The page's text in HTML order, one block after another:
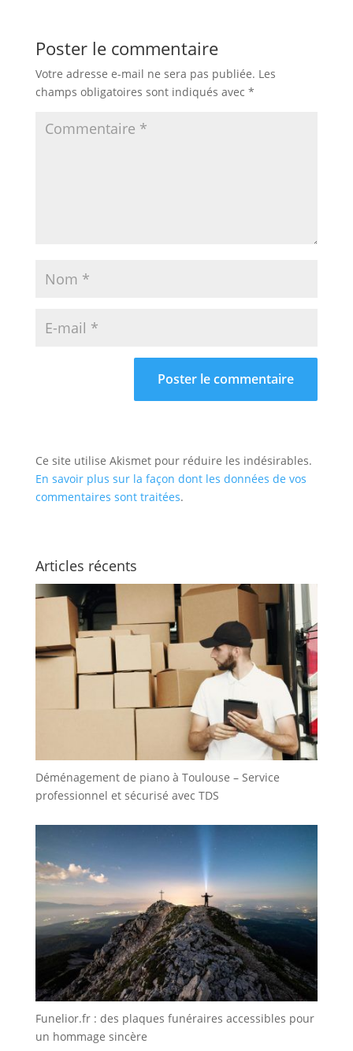
Poster le commentaire
Votre adresse e-mail ne sera pas publiée. Les
champs obligatoires sont indiqués avec *
Ce site utilise Akismet pour réduire les indésirables.
En savoir plus sur la façon dont les données de vos
commentaires sont traitées.
Articles récents
Déménagement de piano à Toulouse – Service
professionnel et sécurisé avec TDS
Funelior.fr : des plaques funéraires accessibles pour
un hommage sincère